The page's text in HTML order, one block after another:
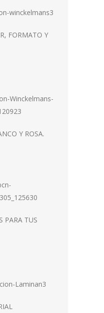
FORMATO Y
Y ROSA.
PARA TUS